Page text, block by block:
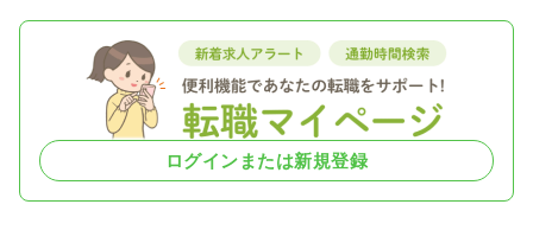
ログインまたは新規登録